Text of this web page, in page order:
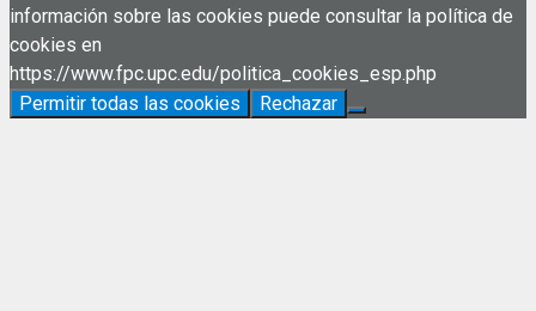
información sobre las cookies puede consultar la política de
cookies en
https://www.fpc.upc.edu/politica_cookies_esp.php
Permitir todas las cookies
Rechazar